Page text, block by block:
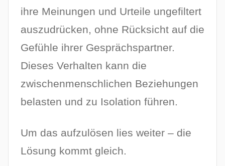
ihre Meinungen und Urteile ungefiltert
auszudrücken, ohne Rücksicht auf die
Gefühle ihrer Gesprächspartner.
Dieses Verhalten kann die
zwischenmenschlichen Beziehungen
belasten und zu Isolation führen.
Um das aufzulösen lies weiter – die
Lösung kommt gleich.